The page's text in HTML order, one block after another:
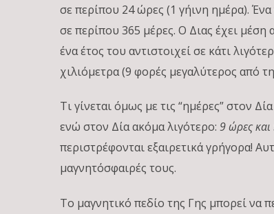
σε περίπου 24 ώρες (1 γήινη ημέρα).
σε περίπου 365 μέρες. Ο Διας έχει
ένα έτος του αντιστοιχεί σε κάτι
χιλιόμετρα (9 φορές μεγαλύτερος από
Τι γίνεται όμως με τις “ημέρες” στον
ενώ στον Δία ακόμα λιγότερο:9 ώρες
περιστρέφονται εξαιρετικά γρήγορα!
μαγνητόσφαιρές τους.
Το μαγνητικό πεδίο της Γης μπορεί να